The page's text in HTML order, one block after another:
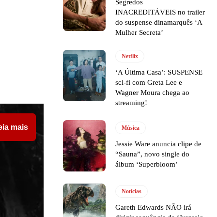
mais
Segredos
INACREDITÁVEIS no trailer
do suspense dinamarquês ‘A
Mulher Secreta’
Netflix
‘A Última Casa’: SUSPENSE
sci-fi com Greta Lee e
Wagner Moura chega ao
streaming!
Música
Jessie Ware anuncia clipe de
“Sauna”, novo single do
álbum ‘Superbloom’
Notícias
Gareth Edwards NÃO irá